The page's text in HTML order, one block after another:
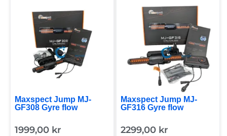
Maxspect Jump MJ-
GF308 Gyre flow
1999,00 kr
Maxspect Jump MJ-
GF316 Gyre flow
2299,00 kr